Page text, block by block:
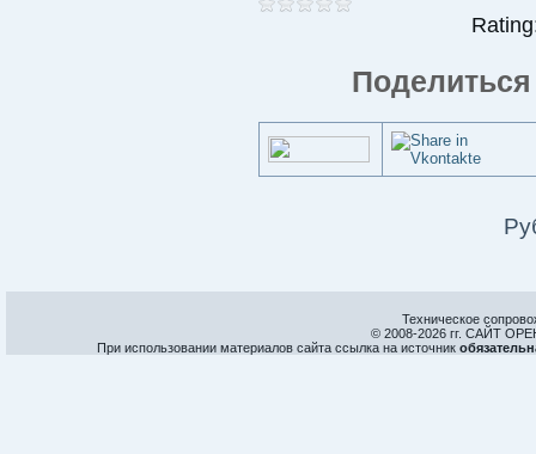
Техническое
© 2008-2026 гг. САЙТ
При использовании материалов сайта ссылка на источник